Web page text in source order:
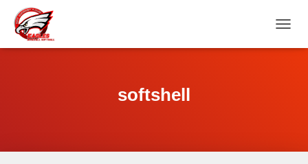
LA
softshell